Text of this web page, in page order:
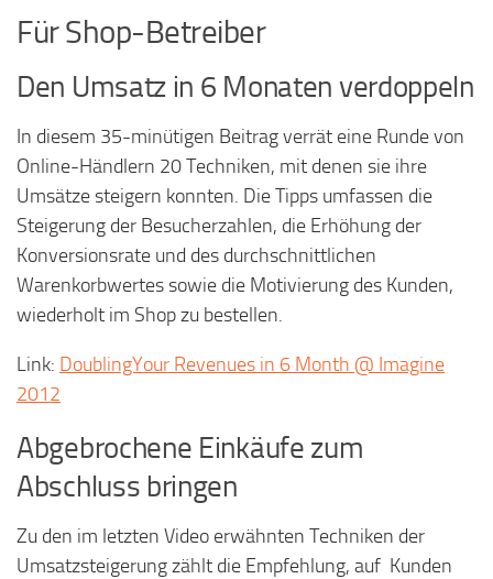
Für Shop-Betreiber
Den Umsatz in 6 Monaten verdoppeln
In diesem 35-minütigen Beitrag verrät eine Runde von
Online-Händlern 20 Techniken, mit denen sie ihre
Umsätze steigern konnten. Die Tipps umfassen die
Steigerung der Besucherzahlen, die Erhöhung der
Konversionsrate und des durchschnittlichen
Warenkorbwertes sowie die Motivierung des Kunden,
wiederholt im Shop zu bestellen.
Link: DoublingYour Revenues in 6 Month @ Imagine
2012
Abgebrochene Einkäufe zum
Abschluss bringen
Zu den im letzten Video erwähnten Techniken der
Umsatzsteigerung zählt die Empfehlung, auf Kunden